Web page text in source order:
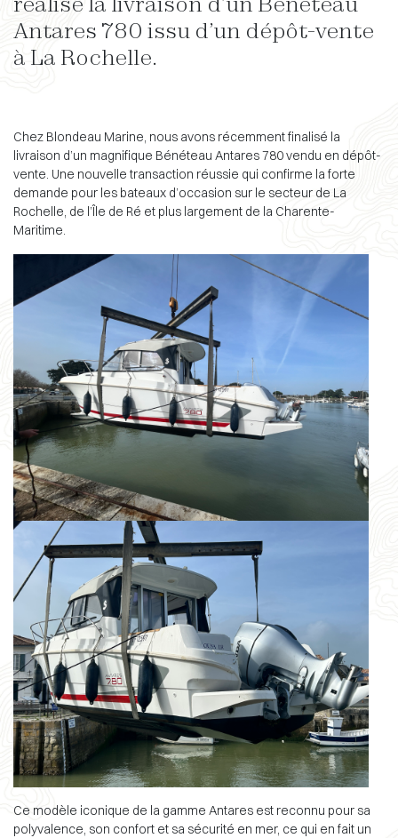
Antares 780 issu d’un dépôt-vente
à La Rochelle.
Chez Blondeau Marine, nous avons récemment finalisé la
livraison d’un magnifique Bénéteau Antares 780 vendu en dépôt-
vente. Une nouvelle transaction réussie qui confirme la forte
demande pour les bateaux d’occasion sur le secteur de La
Rochelle, de l’Île de Ré et plus largement de la Charente-
Maritime.
Ce modèle iconique de la gamme Antares est reconnu pour sa
polyvalence, son confort et sa sécurité en mer, ce qui en fait un